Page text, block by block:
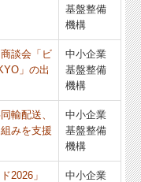
基盤整備
機構
談会「ビ
」の出
中小企業
基盤整備
機構
輸配送、
みを支援
中小企業
基盤整備
機構
2026」
中小企業